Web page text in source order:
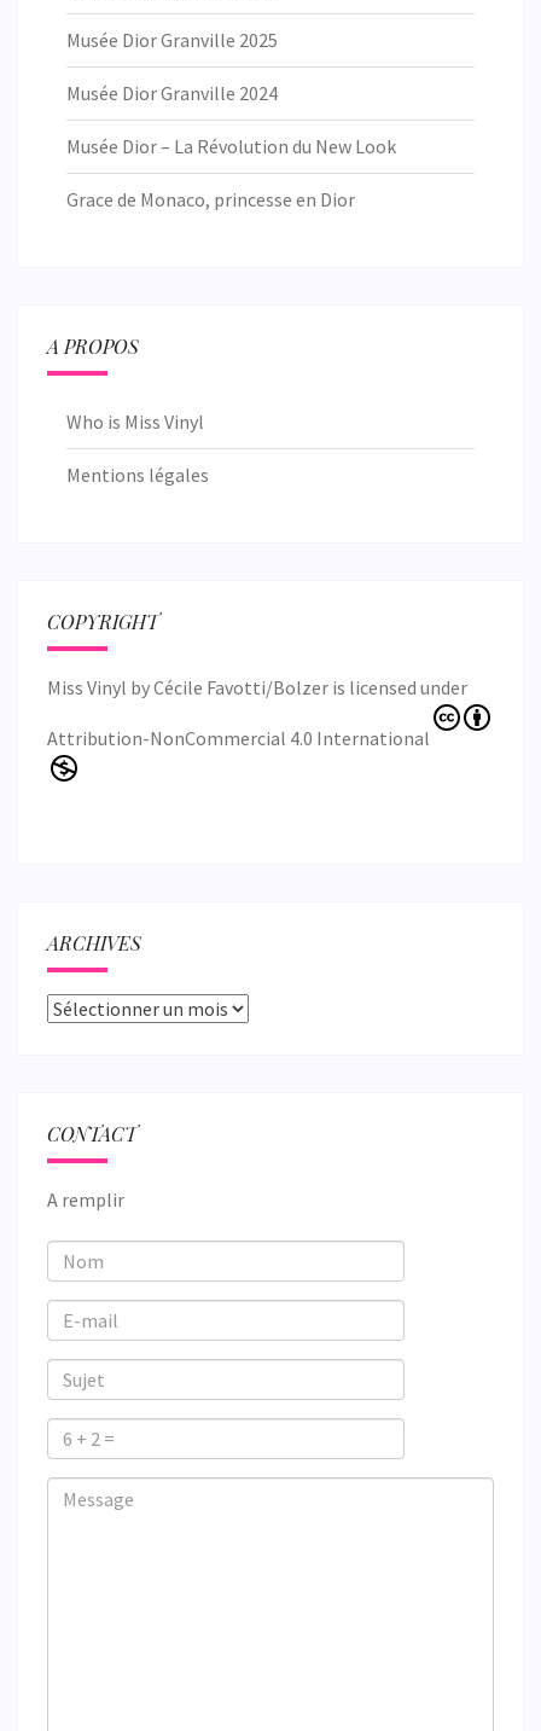
Musée Dior Granville 2025
Musée Dior Granville 2024
Musée Dior – La Révolution du New Look
Grace de Monaco, princesse en Dior
A PROPOS
Who is Miss Vinyl
Mentions légales
COPYRIGHT
Miss Vinyl byCécile Favotti/Bolzer is licensed under
Attribution-NonCommercial 4.0 International
ARCHIVES
Archives
CONTACT
A remplir
Nom
mail
Sujet
+
Veuillez
Veuillez
Message